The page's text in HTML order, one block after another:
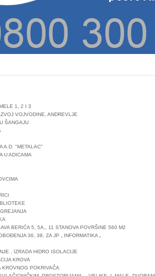
1, 2 I 3
VOJVODINE, ANDREVLЈE
ŠANGAJU
A.D. "METALAC"
U ADICAMA
BERIĆA 5, 5A,, 11 STANOVA POVRŠINE 560 M2
36, 38, ZA JP „ INFORMATIKA „
, IZRADA HIDRO IЅOLACIJE
KROVA
KROVNOG POKRIVAČA